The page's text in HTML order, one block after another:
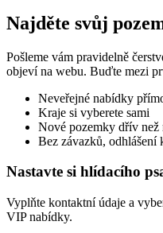
Najděte svůj
Pošleme vám pravidelně
objeví na webu. Buďte mezi
Neveřejné nabídky
Kraje si vyberete sami
Nové pozemky dřív než
Bez závazků, odhlášení
Nastavte si hlídacího
Vyplňte kontaktní údaje a
VIP nabídky.